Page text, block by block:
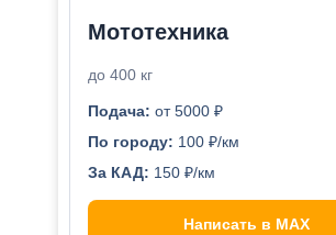
Мототехника
до 400 кг
Подача: от 5000 ₽
По городу: 100 ₽/км
За КАД: 150 ₽/км
Написать в MAX